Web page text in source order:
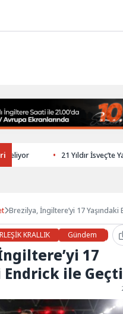
21 Yıldır İsveç’te
Brezilya, İngiltere’yi 17 Yaşındaki
KRALLIK Gündem
17
Endrick ile Geçti